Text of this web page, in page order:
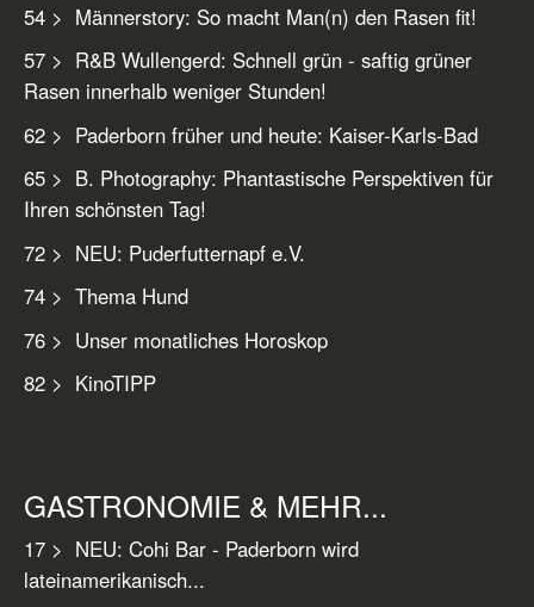
54 > Männerstory: So macht Man(n) den Rasen fit!
57 > R&B Wullengerd: Schnell grün - saftig grüner
Rasen innerhalb weniger Stunden!
62 > Paderborn früher und heute: Kaiser-Karls-Bad
65 > B. Photography: Phantastische Perspektiven für
Ihren schönsten Tag!
72 > NEU: Puderfutternapf e.V.
74 > Thema Hund
76 > Unser monatliches Horoskop
82 > KinoTIPP
GASTRONOMIE & MEHR...
17 > NEU: Cohi Bar - Paderborn wird
lateinamerikanisch...